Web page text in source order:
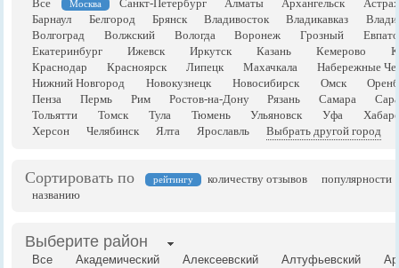
Все Москва Санкт-Петербург Алматы Архангельск
Барнаул
Белгород Брянск Владивосток Владикавказ
Волгоград
Волжский Вологда Воронеж Грозный
Екатеринбург
Ижевск Иркутск Казань Кемерово
Краснодар
Красноярск Липецк Махачкала
Набережные
Нижний Новгород
Новокузнецк Новосибирск Омск
Пенза
Пермь Рим Ростов-на-Дону Рязань Самара
Тольятти
Томск Тула Тюмень Ульяновск Уфа
Херсон
Челябинск Ялта Ярославль Выбрать другой город
Сортировать по рейтингу количеству отзывов
популярности
названию
Выберите район
Все Академический Алексеевский Алтуфьевский